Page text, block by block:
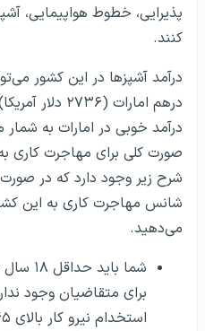
پذیرایی، خطوط هواپیمایی،
کنند.
درهم امارات
درآمد خوبی در امارات به شمار
صورت کلی برای مهاجرت کاری
شرح زیر وجود دارد که در صورت
شانس مهاجرت کاری به این
می‌دهید.
شما
برای متقاضیان وجود